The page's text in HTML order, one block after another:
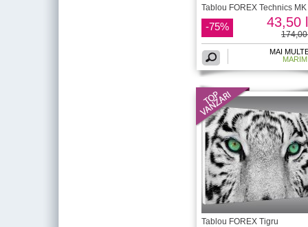
Tablou FOREX Technics MK
-75% 43,50
MAI
Tablou FOREX Tigru